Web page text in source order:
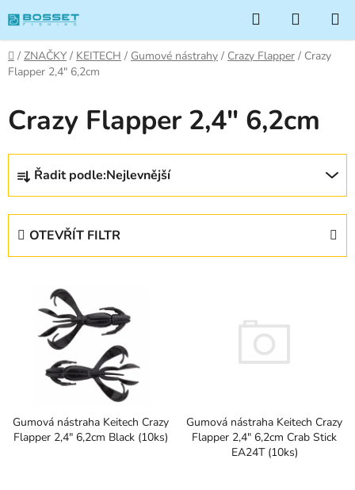
na
obsah
Hledat
KOŠÍK
Domů
/ ZNAČKY / KEITECH / Gumové nástrahy / Crazy Flapper / Crazy
Flapper 2,4" 6,2cm
Crazy Flapper 2,4" 6,2cm
Ř
z
ů
Řadit podle:Nejlevnější
OTEVŘÍT FILTR
o
d
Gumová nástraha Keitech Crazy
Flapper 2,4" 6,2cm Black (10ks)
Gumová nástraha Keitech Crazy
Flapper 2,4" 6,2cm Crab Stick
EA24T (10ks)